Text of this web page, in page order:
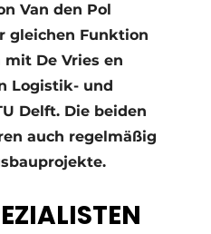
Van den Pol
gleichen Funktion
De Vries en
Logistik- und
Delft. Die beiden
auch regelmäßig